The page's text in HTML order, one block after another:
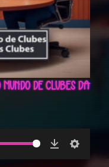
DE CLUBES DA
Download
Settings